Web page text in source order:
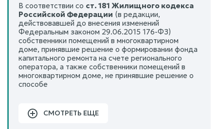
В соответствии со ст. 181 Жилищного кодекса
Российской Федерации (в редакции,
действовавшей до внесения изменений
Федеральным законом 29.06.2015 176-ФЗ)
собственники помещений в многоквартирном
доме, принявшие решение о формировании фонда
капитального ремонта на счете регионального
оператора, а также собственники помещений в
многоквартирном доме, не принявшие решение о
способе
СМОТРЕТЬ ЕЩЕ